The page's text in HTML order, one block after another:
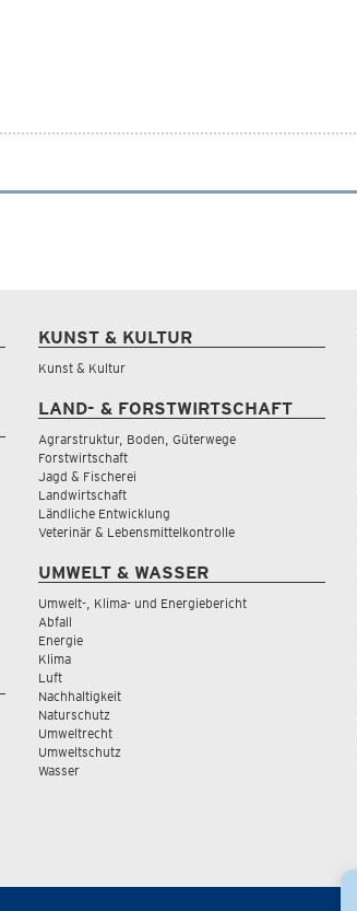
KUNST & KULTUR
Kunst & Kultur
LAND- & FORSTWIRTSCHAFT
Agrarstruktur, Boden, Güterwege
Forstwirtschaft
Jagd & Fischerei
Landwirtschaft
Ländliche Entwicklung
Veterinär & Lebensmittelkontrolle
UMWELT & WASSER
Umwelt-, Klima- und Energiebericht
Abfall
Energie
Klima
Luft
Nachhaltigkeit
Naturschutz
Umweltrecht
Umweltschutz
Wasser